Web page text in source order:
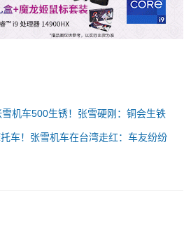
机车500生锈！张雪硬刚：铜会生铁
车！张雪机车在台湾走红：车友纷纷